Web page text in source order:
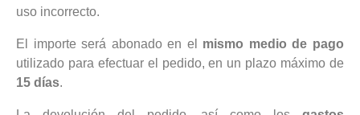
uso incorrecto.
El importe será abonado en el mismo medio de pago
utilizado para efectuar el pedido, en un plazo máximo de
15 días.